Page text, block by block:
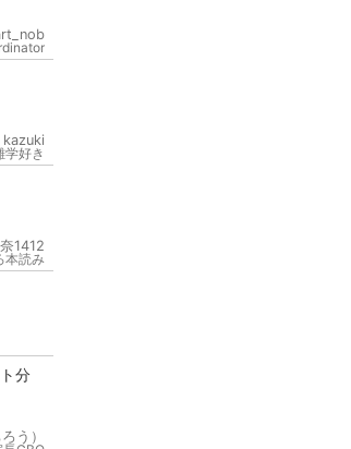
kazuki
学好き
1412
本読み
分
う）